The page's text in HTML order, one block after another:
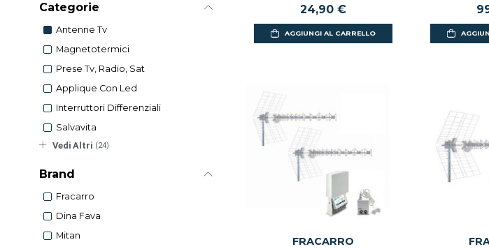
Categorie
Antenne Tv
Magnetotermici
Prese Tv, Radio, Sat
Applique Con Led
Interruttori Differenziali
Salvavita
Vedi Altri (24)
Brand
Fracarro
Dina Fava
Mitan
24,90 €
AGGIUNGI AL CARRELLO
FRACARRO